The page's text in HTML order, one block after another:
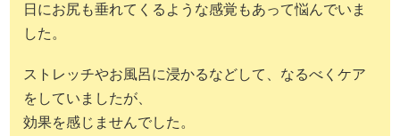
日にお尻も垂れてくるような感覚もあって悩んでいま
した。
ストレッチやお風呂に浸かるなどして、なるべくケア
をしていましたが、
効果を感じませんでした。